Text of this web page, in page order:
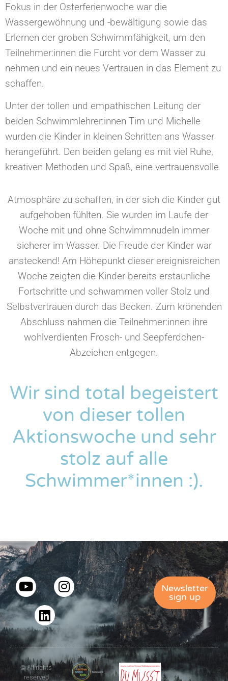
Fokus in der Osterferienwoche war die
Wassergewöhnung und -bewältigung sowie das
Erlernen der groben Schwimmfähigkeit, um den
Teilnehmer:innen die Furcht vor dem Wasser zu
nehmen und ein neues Vertrauen in das Element zu
schaffen.
Unter der tollen und empathischen Leitung der
beiden Schwimmlehrer:innen Tim und Michelle
wurden die Kinder in kleinen Schritten ans Wasser
herangeführt. Den beiden gelang es mit viel Ruhe,
kreativen Methoden und Spaß, eine vertrauensvolle
Atmosphäre zu schaffen, in der sich die Kinder gut
aufgehoben fühlten. Sie wurden im Laufe der
Woche mit und ohne Schwimmnudeln immer
sicherer im Wasser. Die Freude der Kinder war
ansteckend! Am Höhepunkt dieser ereignisreichen
Woche zeigten die Kinder bereits erstaunliche
Fortschritte und schwammen voller Stolz und
Selbstvertrauen durch das Becken. Zum krönenden
Abschluss nahmen die Teilnehmer:innen ihre
wohlverdienten Frosch- und Seepferdchen-
Abzeichen entgegen.
Wir sind total begeistert
von dieser tollen
Aktionswoche und sehr
stolz auf alle
Schwimmer*innen :).
Newsletter
sign up
© All rights
reserved